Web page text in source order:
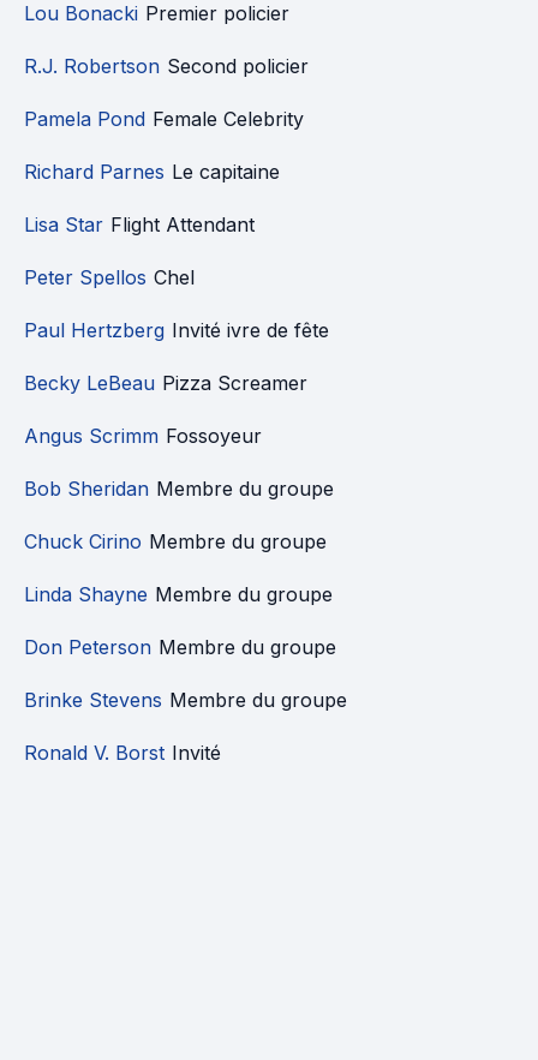
Lou Bonacki Premier policier
R.J. Robertson Second policier
Pamela Pond Female Celebrity
Richard Parnes Le capitaine
Lisa Star Flight Attendant
Peter Spellos Chel
Paul Hertzberg Invité ivre de fête
Becky LeBeau Pizza Screamer
Angus Scrimm Fossoyeur
Bob Sheridan Membre du groupe
Chuck Cirino Membre du groupe
Linda Shayne Membre du groupe
Don Peterson Membre du groupe
Brinke Stevens Membre du groupe
Ronald V. Borst Invité